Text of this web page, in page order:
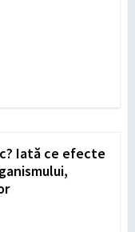
Iată ce efecte